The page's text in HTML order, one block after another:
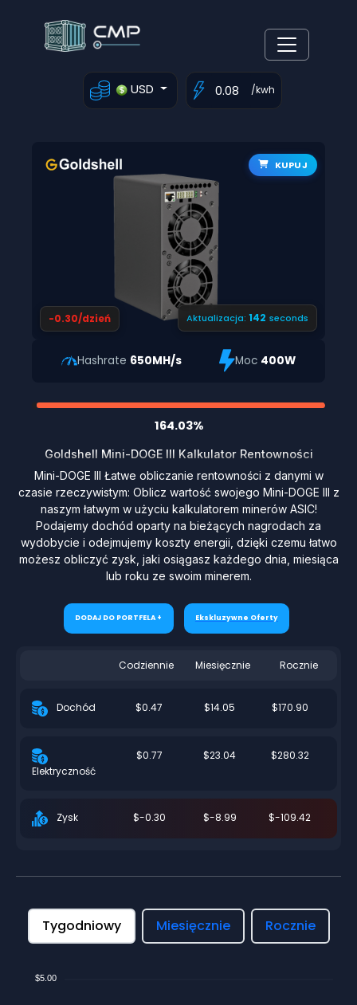
USD /kwh
KUPUJ
-0.30/dzień Aktualizacja:141 seconds
Hashrate 650MH/s Moc 400W
164.03%
Goldshell Mini-DOGE III Kalkulator Rentowności
Mini-DOGE III Łatwe obliczanie rentowności z danymi w
czasie rzeczywistym: Oblicz wartość swojego Mini-DOGE III z
naszym łatwym w użyciu kalkulatorem minerów ASIC!
Podajemy dochód oparty na bieżących nagrodach za
wydobycie i odejmujemy koszty energii, dzięki czemu łatwo
możesz obliczyć zysk, jaki osiągasz każdego dnia, miesiąca
lub roku ze swoim minerem.
DODAJ DO PORTFELA + Ekskluzywne Oferty
Codziennie Miesięcznie Rocznie
Dochód $0.47 $14.05 $170.90
Elektryczność
$0.77 $23.04 $280.32
Zysk $-0.30 $-8.99 $-109.42
Tygodniowy Miesięcznie Rocznie
$5.00